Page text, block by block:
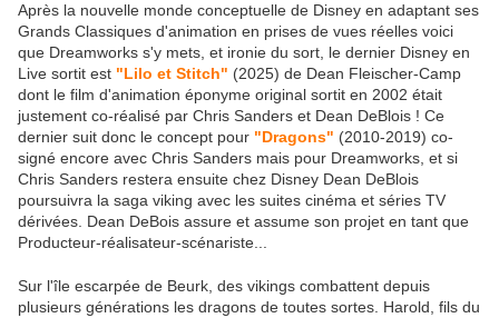
Après la nouvelle monde conceptuelle de Disney en adaptant ses
Grands Classiques d'animation en prises de vues réelles voici
que Dreamworks s'y mets, et ironie du sort, le dernier Disney en
Live sortit est "Lilo et Stitch" (2025) de Dean Fleischer-Camp
dont le film d'animation éponyme original sortit en 2002 était
justement co-réalisé par Chris Sanders et Dean DeBlois ! Ce
dernier suit donc le concept pour "Dragons" (2010-2019) co-
signé encore avec Chris Sanders mais pour Dreamworks, et si
Chris Sanders restera ensuite chez Disney Dean DeBlois
poursuivra la saga viking avec les suites cinéma et séries TV
dérivées. Dean DeBois assure et assume son projet en tant que
Producteur-réalisateur-scénariste...
Sur l'île escarpée de Beurk, des vikings combattent depuis
plusieurs générations les dragons de toutes sortes. Harold, fils du